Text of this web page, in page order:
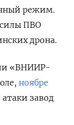
режим.
ПВО
дрона.
«ВНИИР-
ноябре
завод